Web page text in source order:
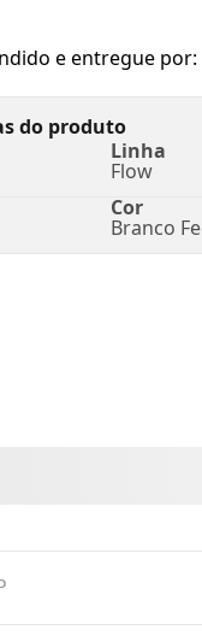
e entregue por:
do produto
Linha
Flow
Cor
Branco